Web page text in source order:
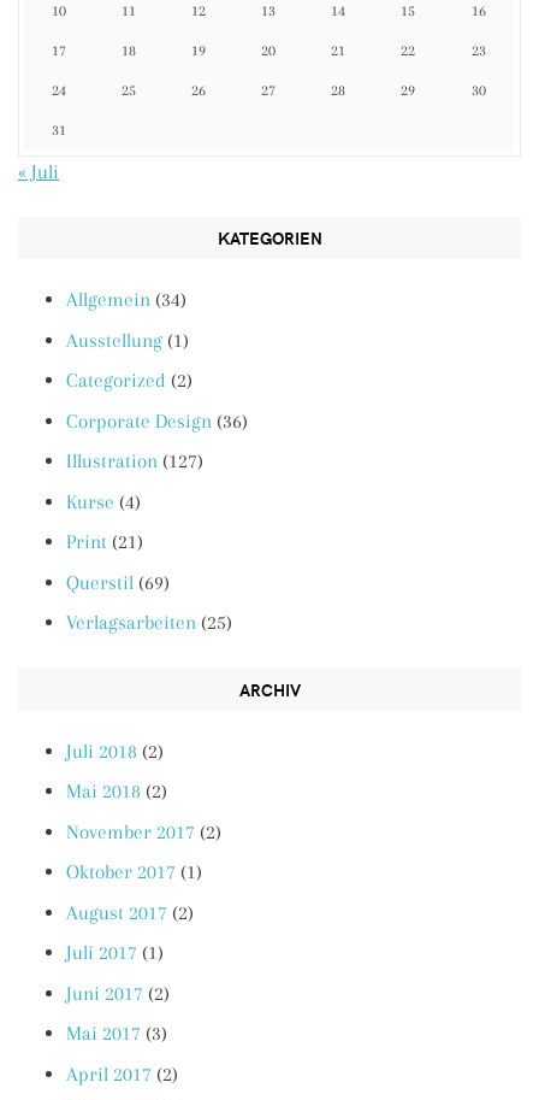
10 11 12 13 14 15 16
17 18 19 20 21 22 23
24 25 26 27 28 29 30
31
« Juli
KATEGORIEN
Allgemein (34)
Ausstellung (1)
Categorized (2)
Corporate Design (36)
Illustration (127)
Kurse (4)
Print (21)
Querstil (69)
Verlagsarbeiten (25)
ARCHIV
Juli 2018 (2)
Mai 2018 (2)
November 2017 (2)
Oktober 2017 (1)
August 2017 (2)
Juli 2017 (1)
Juni 2017 (2)
Mai 2017 (3)
April 2017 (2)